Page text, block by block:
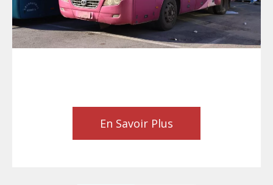
En Savoir Plus